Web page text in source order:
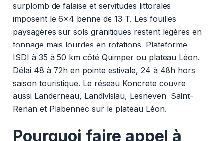
surplomb de falaise et servitudes littorales
imposent le 6x4 benne de 13 T. Les fouilles
paysagères sur sols granitiques restent légères en
tonnage mais lourdes en rotations. Plateforme
ISDI à 35 à 50 km côté Quimper ou plateau Léon.
Délai 48 à 72h en pointe estivale, 24 à 48h hors
saison touristique. Le réseau Koncrete couvre
aussi Landerneau, Landivisiau, Lesneven, Saint-
Renan et Plabennec sur le plateau Léon.
Pourquoi faire appel à